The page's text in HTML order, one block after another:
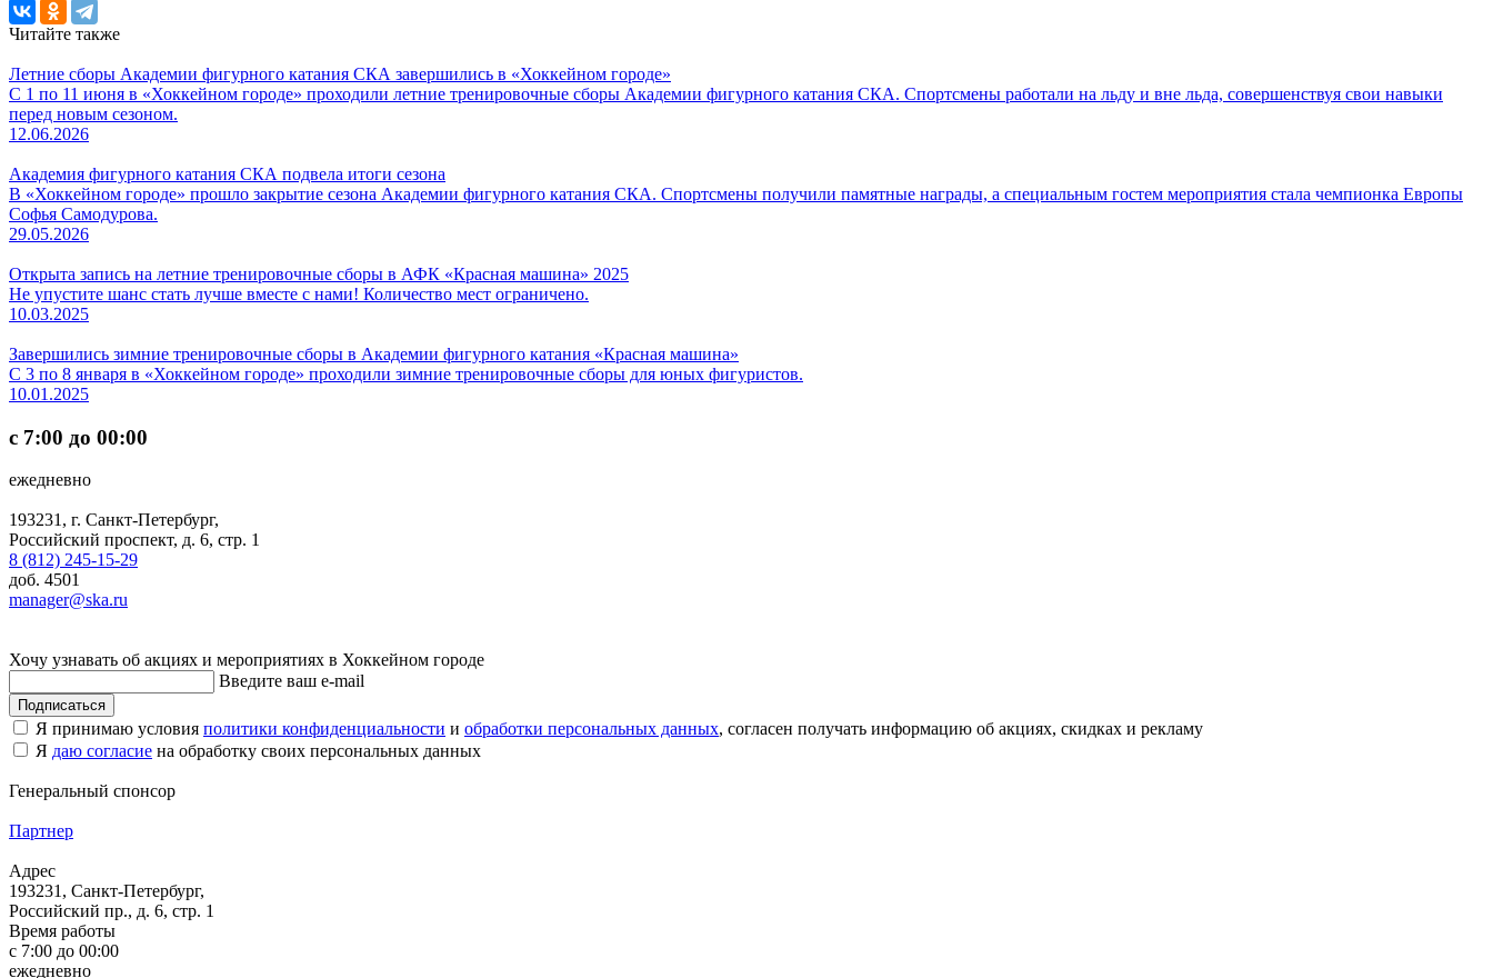
Читайте также
Летние сборы Академии фигурного катания СКА завершились в «Хоккейном городе»
С 1 по 11 июня в «Хоккейном городе» проходили летние тренировочные сборы Академии фигурного катания СКА. Спортсмены работали на льду и вне льда, совершенствуя свои навыки
перед новым сезоном.
12.06.2026
Академия фигурного катания СКА подвела итоги сезона
В «Хоккейном городе» прошло закрытие сезона Академии фигурного катания СКА. Спортсмены получили памятные награды, а специальным гостем мероприятия стала чемпионка Европы
Софья Самодурова.
29.05.2026
Открыта запись на летние тренировочные сборы в АФК «Красная машина» 2025
Не упустите шанс стать лучше вместе с нами! Количество мест ограничено.
10.03.2025
Завершились зимние тренировочные сборы в Академии фигурного катания «Красная машина»
С 3 по 8 января в «Хоккейном городе» проходили зимние тренировочные сборы для юных фигуристов.
10.01.2025
с 7:00 до 00:00
ежедневно
193231, г. Санкт-Петербург,
Российский проспект, д. 6, стр. 1
8 (812) 245-15-29
доб. 4501
manager@ska.ru
Хочу узнавать об акциях и мероприятиях в Хоккейном городе
Введите ваш e-mail
Подписаться
Я принимаю условия политики конфиденциальности и обработки персональных данных, согласен получать информацию об акциях, скидках и рекламу
Я даю согласие на обработку своих персональных данных
Генеральный спонсор
Партнер
Адрес
193231, Санкт-Петербург,
Российский пр., д. 6, стр. 1
Время работы
с 7:00 до 00:00
ежедневно